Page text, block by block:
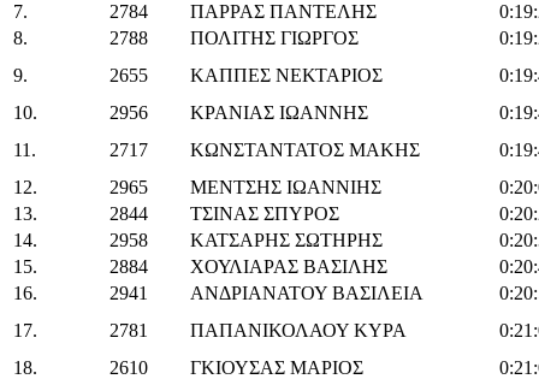
7.
2784 ΠΑΡΡΑΣ ΠΑΝΤΕΛΗΣ
8.
2788 ΠΟΛΙΤΗΣ ΓΙΩΡΓΟΣ
9.
2655 ΚΑΠΠΕΣ ΝΕΚΤΑΡΙΟΣ
10.
2956 ΚΡΑΝΙΑΣ ΙΩΑΝΝΗΣ
11.
2717 ΚΩΝΣΤΑΝΤΑΤΟΣ ΜΑΚΗΣ
12.
2965 ΜΕΝΤΣΗΣ ΙΩΑΝΝΙΗΣ
13.
2844 ΤΣΙΝΑΣ ΣΠΥΡΟΣ
14.
2958 ΚΑΤΣΑΡΗΣ ΣΩΤΗΡΗΣ
15.
2884 ΧΟΥΛΙΑΡΑΣ ΒΑΣΙΛΗΣ
16.
2941 ΑΝΔΡΙΑΝΑΤΟΥ ΒΑΣΙΛΕΙΑ
17.
2781 ΠΑΠΑΝΙΚΟΛΑΟΥ ΚΥΡΑ
18.
2610 ΓΚΙΟΥΣΑΣ ΜΑΡΙΟΣ